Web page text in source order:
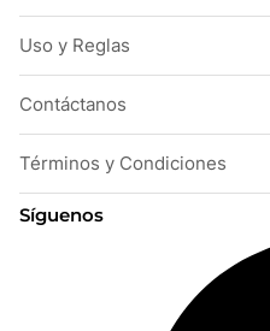
Uso y Reglas
Contáctanos
Términos y Condiciones
Síguenos